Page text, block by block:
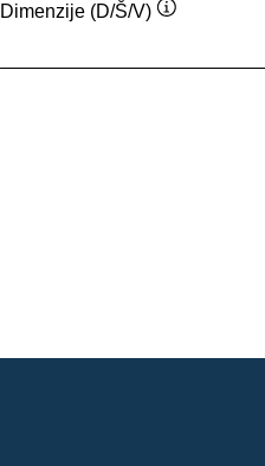
Dimenzije (D/Š/V)